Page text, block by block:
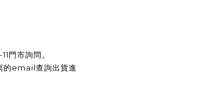
門市詢問。
的email查詢出貨進